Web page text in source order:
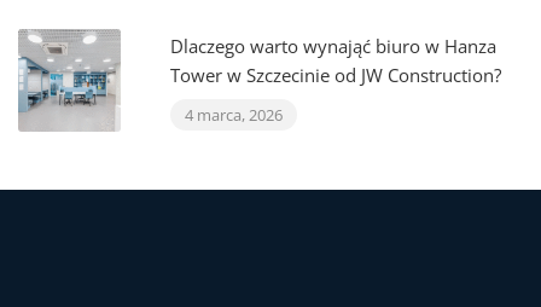
Dlaczego warto wynająć biuro w Hanza
Tower w Szczecinie od JW Construction?
4 marca, 2026